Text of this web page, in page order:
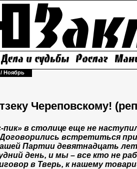
/ Ноябрь
Череповскому!
пик» в столице еще не
встретиться
Партии девятнадцать
день, и мы – все кто не
в Тверь, к нашему